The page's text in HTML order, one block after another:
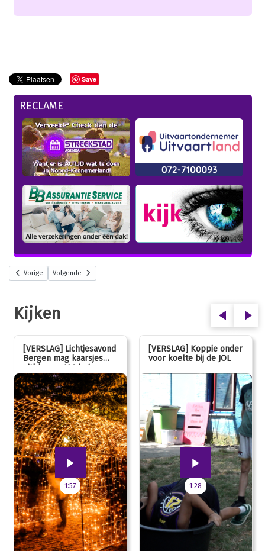
Save
RECLAME
Vorige Volgende
Kijken
[VERSLAG] Lichtjesavond
Bergen mag kaarsjes
uitblazen: 100 jarig
jubileum!
1:57
[VERSLAG] Koppie onder
voor koelte bij de JOL
1:28